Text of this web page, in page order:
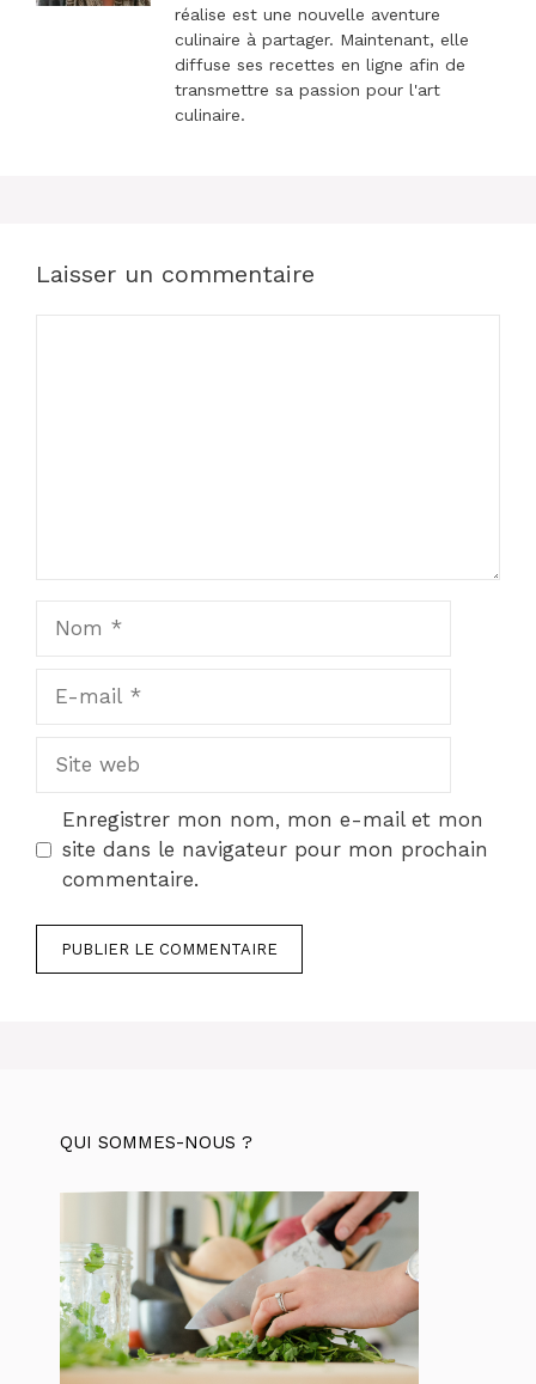
réalise est une nouvelle aventure
culinaire à partager. Maintenant, elle
diffuse ses recettes en ligne afin de
transmettre sa passion pour l'art
culinaire.
Laisser un commentaire
mail
web
Enregistrer mon nom, mon e-mail et mon
site dans le navigateur pour mon prochain
commentaire.
QUI SOMMES-NOUS ?